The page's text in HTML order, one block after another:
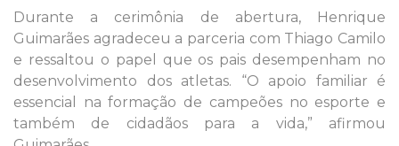
Durante a cerimônia de abertura, Henrique
Guimarães agradeceu a parceria com Thiago Camilo
e ressaltou o papel que os pais desempenham no
desenvolvimento dos atletas. “O apoio familiar é
essencial na formação de campeões no esporte e
também de cidadãos para a vida,” afirmou